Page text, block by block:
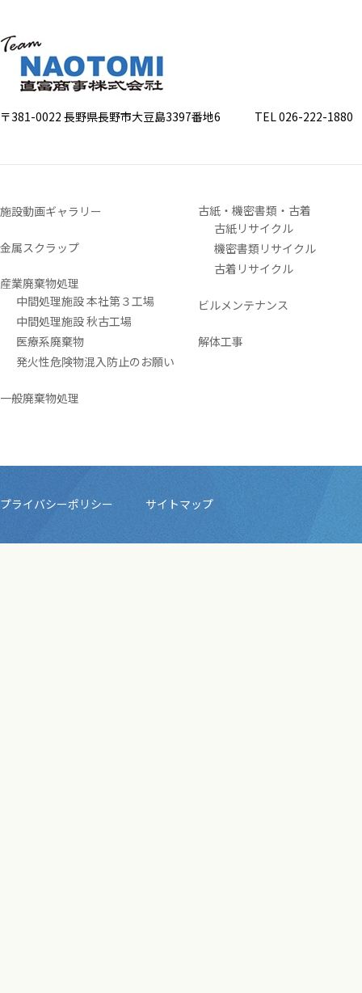
〒381-0022 長野県長野市大豆島3397番地6 TEL 026-222-1880
施設動画ギャラリー
金属スクラップ
産業廃棄物処理
中間処理施設 本社第３工場
中間処理施設 秋古工場
医療系廃棄物
発火性危険物混入防止のお願い
一般廃棄物処理
古紙・機密書類・古着
古紙リサイクル
機密書類リサイクル
古着リサイクル
ビルメンテナンス
解体工事
プライバシーポリシー サイトマップ